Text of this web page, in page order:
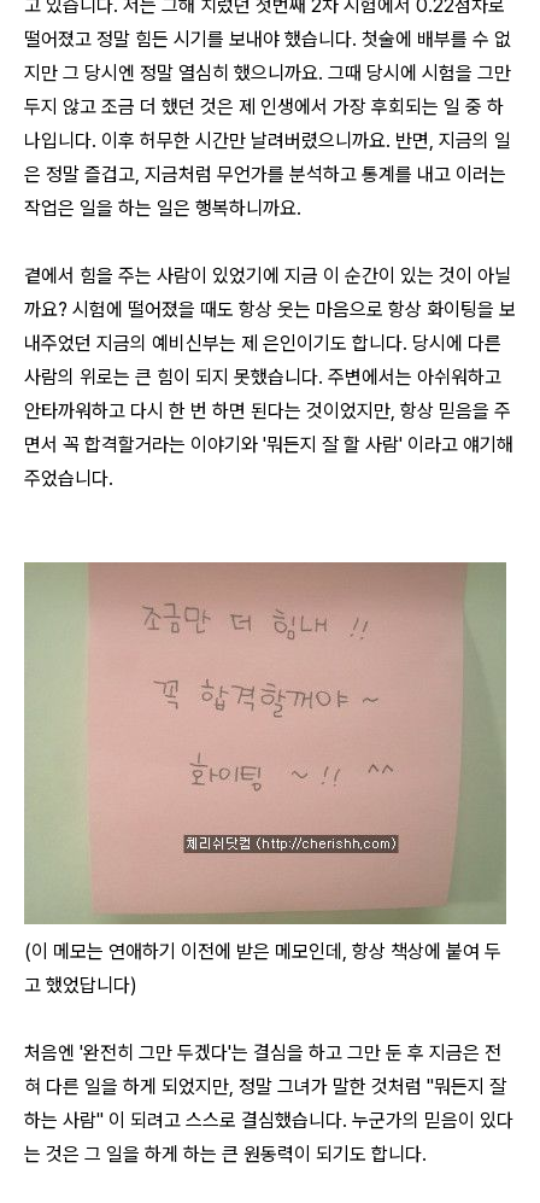
고 있습니다. 저는 그해 치렀던 첫번째 2차 시험에서 0.22점차로
떨어졌고 정말 힘든 시기를 보내야 했습니다. 첫술에 배부를 수 없
지만 그 당시엔 정말 열심히 했으니까요. 그때 당시에 시험을 그만
두지 않고 조금 더 했던 것은 제 인생에서 가장 후회되는 일 중 하
나입니다. 이후 허무한 시간만 날려버렸으니까요. 반면, 지금의 일
은 정말 즐겁고, 지금처럼 무언가를 분석하고 통계를 내고 이러는
작업은 일을 하는 일은 행복하니까요.
곁에서 힘을 주는 사람이 있었기에 지금 이 순간이 있는 것이 아닐
까요? 시험에 떨어졌을 때도 항상 웃는 마음으로 항상 화이팅을 보
내주었던 지금의 예비신부는 제 은인이기도 합니다. 당시에 다른
사람의 위로는 큰 힘이 되지 못했습니다. 주변에서는 아쉬워하고
안타까워하고 다시 한 번 하면 된다는 것이었지만, 항상 믿음을 주
면서 꼭 합격할거라는 이야기와 '뭐든지 잘 할 사람' 이라고 얘기해
주었습니다.
(이 메모는 연애하기 이전에 받은 메모인데, 항상 책상에 붙여 두
고 했었답니다)
처음엔 '완전히 그만 두겠다'는 결심을 하고 그만 둔 후 지금은 전
혀 다른 일을 하게 되었지만, 정말 그녀가 말한 것처럼 "뭐든지 잘
하는 사람" 이 되려고 스스로 결심했습니다. 누군가의 믿음이 있다
는 것은 그 일을 하게 하는 큰 원동력이 되기도 합니다.